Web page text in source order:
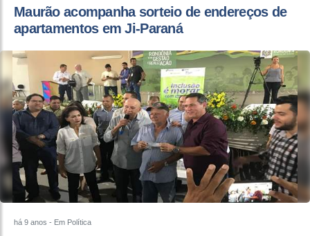
​Maurão acompanha sorteio de endereços de
apartamentos em Ji-Paraná
há 9 anos - Em Política